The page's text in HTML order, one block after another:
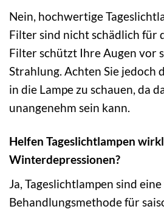
Nein, hochwertige
Filter sind nicht schädlich für
Filter schützt Ihre Augen vor
Strahlung. Achten Sie jedoch
in die Lampe zu schauen, da
unangenehm sein kann.
Helfen Tageslichtlampen
Winterdepressionen?
Ja, Tageslichtlampen sind
Behandlungsmethode für